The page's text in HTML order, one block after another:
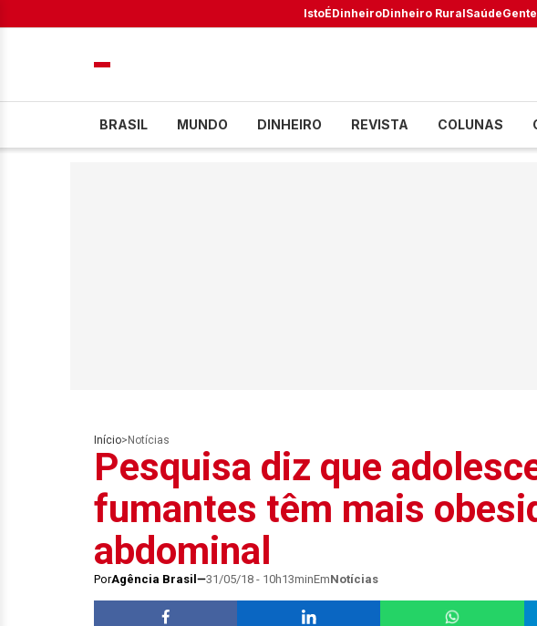
IstoÉDinheiroDinheiro RuralSaúdeGente
BRASIL MUNDO DINHEIRO REVISTA COLUNAS
Início> Notícias
Pesquisa diz que
fumantes têm mais
abdominal
PorAgência Brasil 31/05/18 - 10h13minEmNotícias